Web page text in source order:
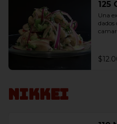
125
Una
dados
Nikkei